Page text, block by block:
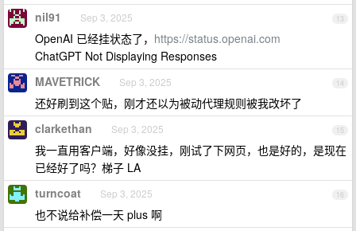
13
nil91 Sep 3, 2025
OpenAI 已经挂状态了， https://status.openai.com
ChatGPT Not Displaying Responses
14
MAVETRICK Sep 3, 2025
还好刷到这个贴，刚才还以为被动代理规则被我改坏了
15
clarkethan Sep 3, 2025
我一直用客户端，好像没挂，刚试了下网页，也是好的，是现在
已经好了吗？梯子 LA
16
turncoat Sep 3, 2025
也不说给补偿一天 plus 啊